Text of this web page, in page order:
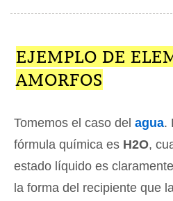
EJEMPLO DE
AMORFOS
Tomemos el caso del agua.
fórmula química es H2O,
estado líquido es
la forma del recipiente que